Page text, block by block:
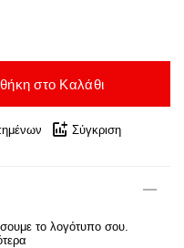
στο Καλάθι
Σύγκριση
το λογότυπο σου.